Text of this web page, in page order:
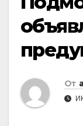
От